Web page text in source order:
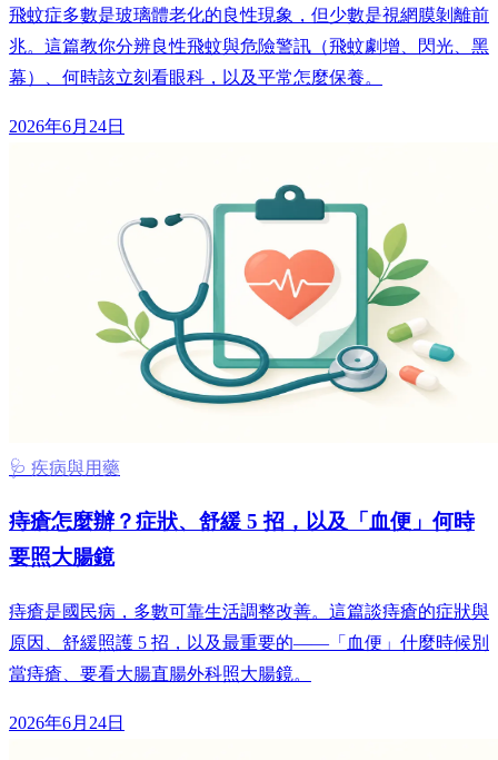
飛蚊症多數是玻璃體老化的良性現象，但少數是視網膜剝離前
兆。這篇教你分辨良性飛蚊與危險警訊（飛蚊劇增、閃光、黑
幕）、何時該立刻看眼科，以及平常怎麼保養。
2026年6月24日
🩺 疾病與用藥
痔瘡怎麼辦？症狀、舒緩 5 招，以及「血便」何時
要照大腸鏡
痔瘡是國民病，多數可靠生活調整改善。這篇談痔瘡的症狀與
原因、舒緩照護 5 招，以及最重要的——「血便」什麼時候別
當痔瘡、要看大腸直腸外科照大腸鏡。
2026年6月24日